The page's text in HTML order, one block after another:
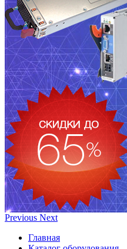
Previous Next
Главная